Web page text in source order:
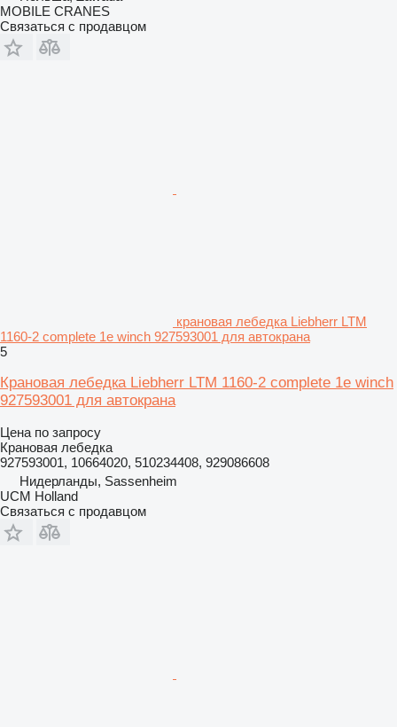
MOBILE CRANES
Связаться с продавцом
крановая лебедка Liebherr LTM
1160-2 complete 1e winch 927593001 для автокрана
5
Крановая лебедка Liebherr LTM 1160-2 complete 1e winch
927593001 для автокрана
Цена по запросу
Крановая лебедка
927593001, 10664020, 510234408, 929086608
Нидерланды, Sassenheim
UCM Holland
Связаться с продавцом